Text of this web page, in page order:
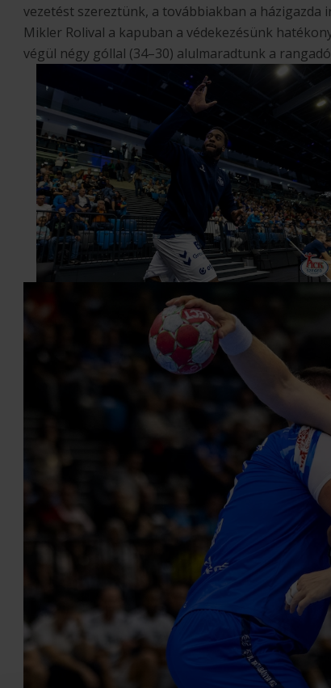
vezetést szereztünk, a továbbiakban a
Mikler Rolival a kapuban a védekezésünk
végül négy góllal (34–30) alulmaradtunk a